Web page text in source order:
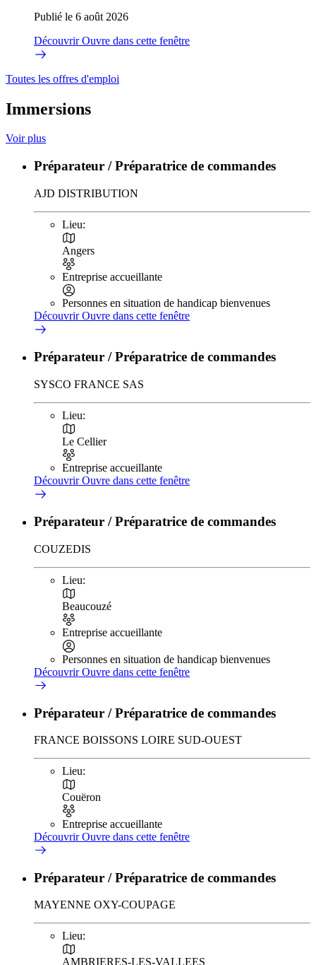
Publié le 6 août 2026
DécouvrirOuvre dans cette fenêtre
Toutes les offres d'emploi
Immersions
Voir plus
Préparateur / Préparatrice de commandes
AJD DISTRIBUTION
Lieu:
Angers
Entreprise accueillante
Personnes en situation de handicap bienvenues
DécouvrirOuvre dans cette fenêtre
Préparateur / Préparatrice de commandes
SYSCO FRANCE SAS
Lieu:
Le Cellier
Entreprise accueillante
DécouvrirOuvre dans cette fenêtre
Préparateur / Préparatrice de commandes
COUZEDIS
Lieu:
Beaucouzé
Entreprise accueillante
Personnes en situation de handicap bienvenues
DécouvrirOuvre dans cette fenêtre
Préparateur / Préparatrice de commandes
FRANCE BOISSONS LOIRE SUD-OUEST
Lieu:
Couëron
Entreprise accueillante
DécouvrirOuvre dans cette fenêtre
Préparateur / Préparatrice de commandes
MAYENNE OXY-COUPAGE
Lieu:
AMBRIERES-LES-VALLEES